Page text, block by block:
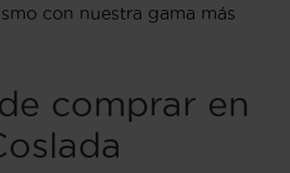
con nuestra gama más
comprar en